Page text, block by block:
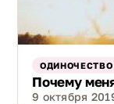
Почему
9 октября